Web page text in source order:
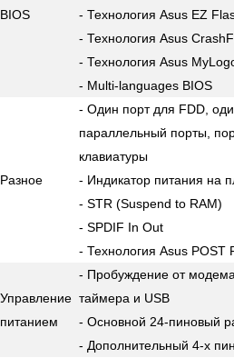
BIOS
- Технология Asus EZ
- Технология Asus
- Технология Asus
- Multi-languages BIOS
Разное
- Один порт для FDD,
параллельный порты,
клавиатуры
- Индикатор питания на
- STR (Suspend to RAM)
- SPDIF In Out
- Технология Asus POST
Управление
питанием
- Пробуждение от
таймера и USB
- Основной 24-пиновый
- Дополнительный 4-х